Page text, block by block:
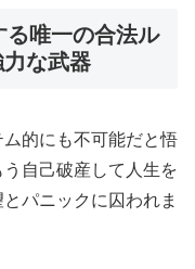
唯一の合法ル
な武器
的にも不可能だと悟
自己破産して人生を
パニックに囚われま